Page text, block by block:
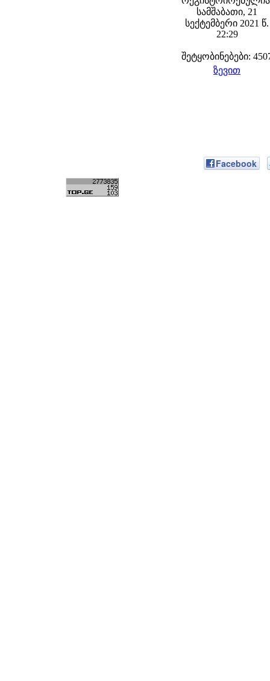
სამშაბათი, 21
სექტემბერი 2021 წ.
22:29
შეტყობინებები:
ზევით
Facebook